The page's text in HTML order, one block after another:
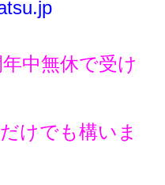
中無休で受け
けでも構いま